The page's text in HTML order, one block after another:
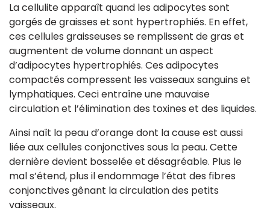
La cellulite apparaît quand les adipocytes sont
gorgés de graisses et sont hypertrophiés. En effet,
ces cellules graisseuses se remplissent de gras et
augmentent de volume donnant un aspect
d’adipocytes hypertrophiés. Ces adipocytes
compactés compressent les vaisseaux sanguins et
lymphatiques. Ceci entraîne une mauvaise
circulation et l’élimination des toxines et des liquides.
Ainsi naît la peau d’orange dont la cause est aussi
liée aux cellules conjonctives sous la peau. Cette
dernière devient bosselée et désagréable. Plus le
mal s’étend, plus il endommage l’état des fibres
conjonctives gênant la circulation des petits
vaisseaux.